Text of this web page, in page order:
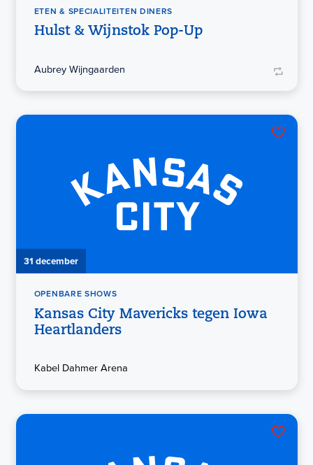
ETEN & SPECIALITEITEN DINERS
Hulst & Wijnstok Pop-Up
Aubrey Wijngaarden
31 december
OPENBARE SHOWS
Kansas City Mavericks tegen Iowa
Heartlanders
Kabel Dahmer Arena